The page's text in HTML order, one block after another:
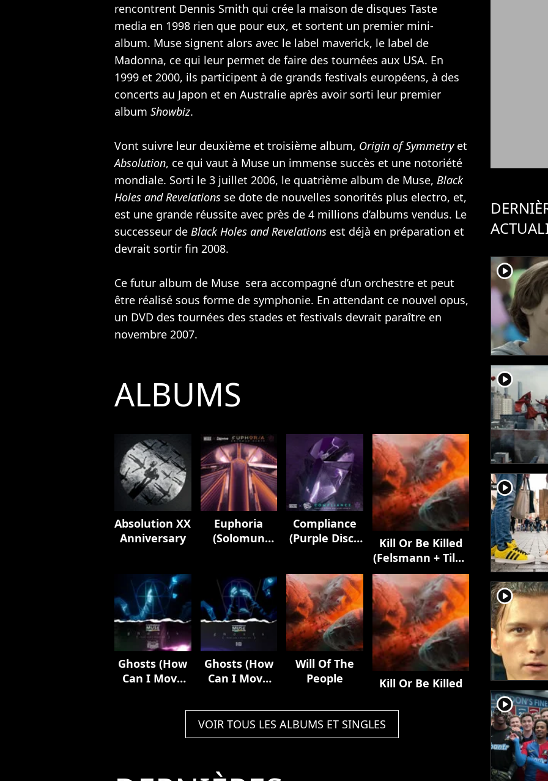
rencontrent Dennis Smith qui crée la maison de disques Taste
media en 1998 rien que pour eux, et sortent un premier mini-
album. Muse signent alors avec le label maverick, le label de
Madonna, ce qui leur permet de faire des tournées aux USA. En
1999 et 2000, ils participent à de grands festivals européens, à des
concerts au Japon et en Australie après avoir sorti leur premier
album Showbiz.
Vont suivre leur deuxième et troisième album, Origin of Symmetryet
Absolution, ce qui vaut à Muse un immense succès et une notoriété
mondiale. Sorti le 3 juillet 2006, le quatrième album de Muse, Black
Holes and Revelations se dote de nouvelles sonorités plus electro, et,
est une grande réussite avec près de 4 millions d’albums vendus. Le
successeur de Black Holes and Revelations est déjà en préparation et
devrait sortir fin 2008.
Ce futur album de Muse sera accompagné d’un orchestre et peut
être réalisé sous forme de symphonie. En attendant ce nouvel opus,
un DVD des tournées des stades et festivals devrait paraître en
novembre 2007.
ALBUMS
Absolution XX
Anniversary
Euphoria
(Solomun
Compliance
(Purple Disco
Kill Or Be Killed
(Felsmann + Tiley
Reinterpretation)
Ghosts (How
Can I Move
Ghosts (How
Can I Move
Elisa]
Will Of The
People
Kill Or Be Killed
VOIR TOUS LES ALBUMS ET SINGLES
player2
player2
player2
player2
player2